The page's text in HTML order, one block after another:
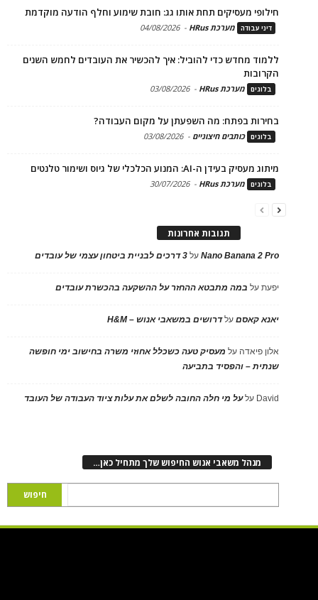
חילופי מעסיקים תחת אותו גג: חובת שימוע וחלף הודעה מוקדמת
דיני עבודה מערכת HRus -
04/08/2026
ללמוד מחדש כדי להוביל: איך להכשיר את העובדים לחמש השנים
הקרובות
בלוגים מערכת HRus -
03/08/2026
בחירות בפתח: מה השפעתן על מקום העבודה?
בלוגים כותבים חיצוניים -
03/08/2026
מיתוג מעסיק בעידן ה-AI: המנוע הכלכלי של גיוס ושימור טלנטים
בלוגים מערכת HRus -
30/07/2026
תגובות אחרונות
Nano Banana 2 Proעל 3 דרכים לבניית ביטחון עצמי של עובדים
יפעתעל במה מתבטא ההחזר על ההשקעה בהכשרת עובדים
יאנא קאסםעלדרושים במשאבי אנוש – H&M
אלון פיאדה על מעסיק טעה כשכלל אחוזי משרה בחישוב ימי חופשה
שנתית – והפסיד בתביעה
David עלעל מי חלה החובה לשלם את עלות ציוד העבודה של העובד
מנהל משאבי אנוש החיפוש שלך מתחיל כאן…